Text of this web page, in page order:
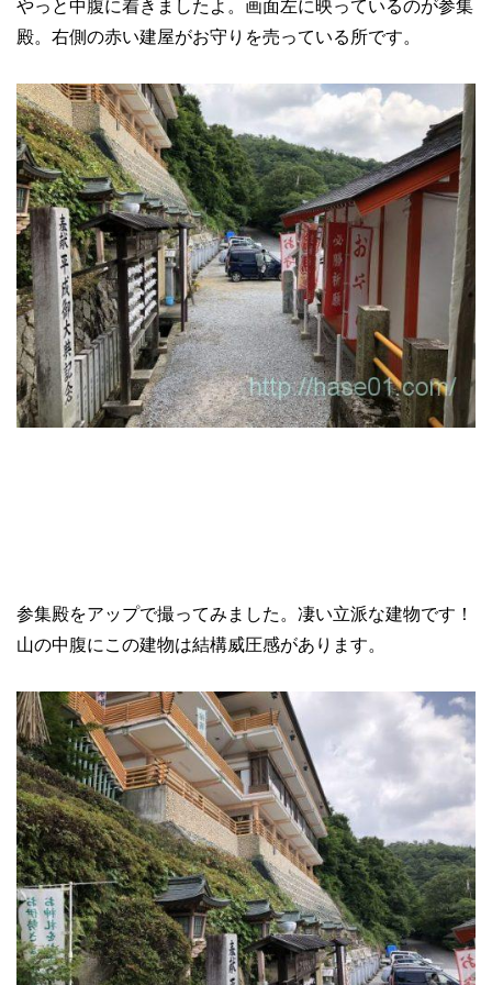
やっと中腹に着きましたよ。画面左に映っているのが参集
殿。右側の赤い建屋がお守りを売っている所です。
参集殿をアップで撮ってみました。凄い立派な建物です！
山の中腹にこの建物は結構威圧感があります。